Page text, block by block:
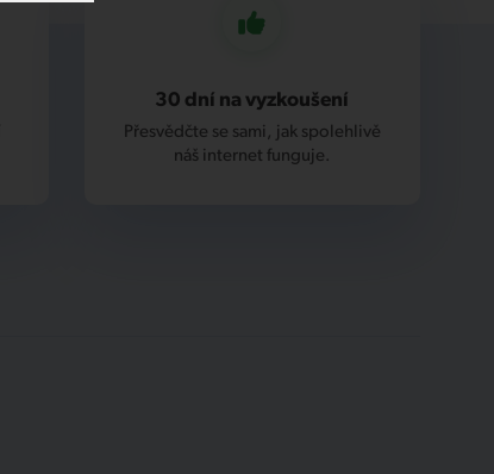
30 dní na vyzkoušení
Přesvědčte se sami, jak spolehlivě
náš internet funguje.